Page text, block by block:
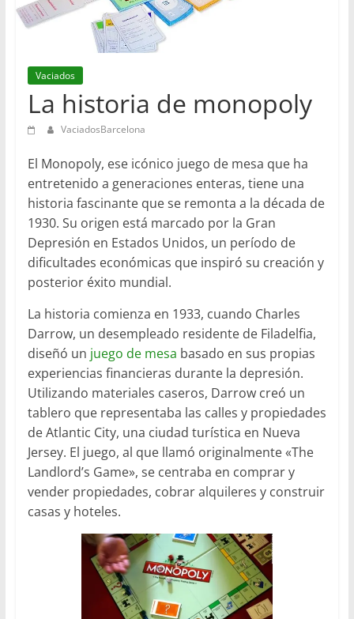
en
Barcelona
Vaciados
La historia de monopoly
VaciadosBarcelona
El Monopoly, ese icónico juego de mesa que ha
entretenido a generaciones enteras, tiene una
historia fascinante que se remonta a la década de
1930. Su origen está marcado por la Gran
Depresión en Estados Unidos, un período de
dificultades económicas que inspiró su creación y
posterior éxito mundial.
La historia comienza en 1933, cuando Charles
Darrow, un desempleado residente de Filadelfia,
diseñó un juego de mesa basado en sus propias
experiencias financieras durante la depresión.
Utilizando materiales caseros, Darrow creó un
tablero que representaba las calles y propiedades
de Atlantic City, una ciudad turística en Nueva
Jersey. El juego, al que llamó originalmente «The
Landlord’s Game», se centraba en comprar y
vender propiedades, cobrar alquileres y construir
casas y hoteles.